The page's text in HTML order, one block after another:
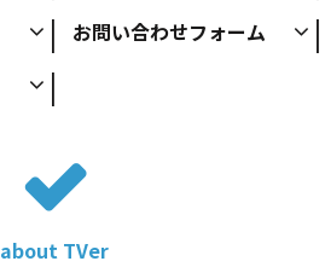
お問い合わせフォーム
about TVer